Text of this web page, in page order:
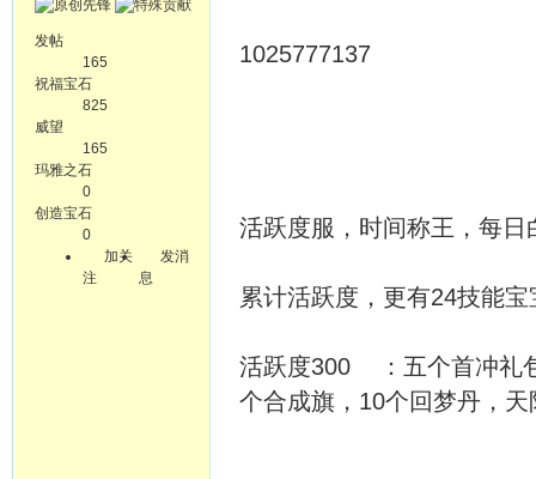
发帖
165
祝福宝石
825
威望
165
玛雅之石
0
创造宝石
0
加关
注
发消
息
1025777137
活跃度服，时间称王，每
累计活跃度，更有24技能
活跃度300 ：五个首冲礼
个合成旗，10个回梦丹，天